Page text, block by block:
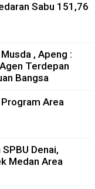
Sabu 151,76
, Apeng :
Terdepan
Bangsa
Area
Denai,
Medan Area